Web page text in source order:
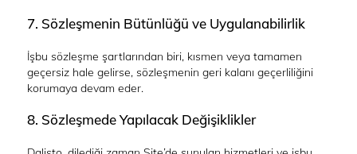
7. Sözleşmenin Bütünlüğü ve Uygulanabilirlik
İşbu sözleşme şartlarından biri, kısmen veya tamamen
geçersiz hale gelirse, sözleşmenin geri kalanı geçerliliğini
korumaya devam eder.
8. Sözleşmede Yapılacak Değişiklikler